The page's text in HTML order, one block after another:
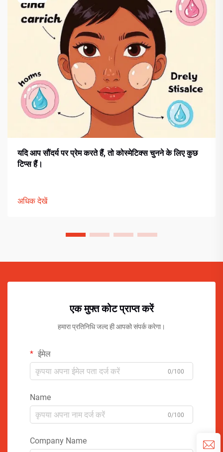
यदि आप सौंदर्य पर प्रेम करते हैं, तो कोस्मेटिक्स चुनने के लिए कुछ
टिप्स हैं।
अधिक देखें
एक मुफ्त कोट प्राप्त करें
हमारा प्रतिनिधि जल्द ही आपको संपर्क करेगा।
ईमेल
0/100
Name
0/100
Company Name